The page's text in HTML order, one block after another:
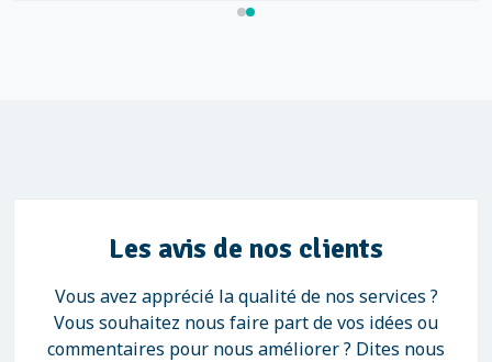
Les avis de nos clients
Vous avez apprécié la qualité de nos services ?
Vous souhaitez nous faire part de vos idées ou
commentaires pour nous améliorer ? Dites nous